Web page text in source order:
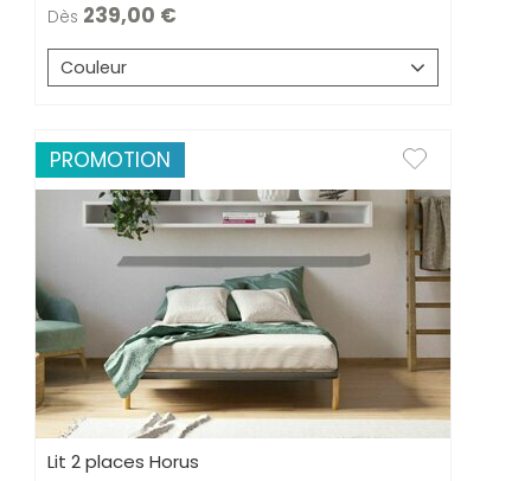
Dès 239,00
Couleur
PROMOTION
Lit 2 places Horus